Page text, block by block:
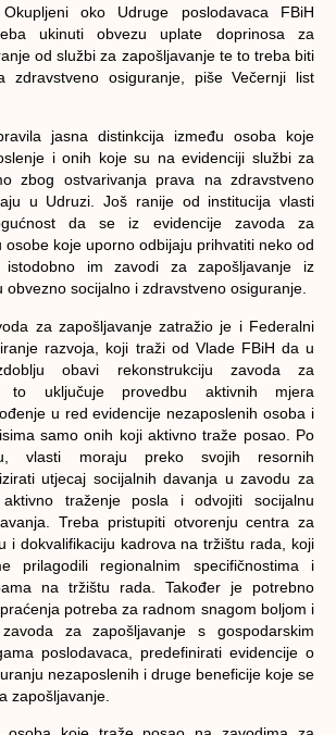
oko Udruge poslodavaca FBiH
ukinuti obvezu uplate doprinosa za
od službi za zapošljavanje te to treba biti
zdravstveno osiguranje, piše Večernji list
jasna distinkcija između osoba koje
i onih koje su na evidenciji službi za
zbog ostvarivanja prava na zdravstveno
u Udruzi. Još ranije od institucija vlasti
da se iz evidencije zavoda za
osobe koje uporno odbijaju prihvatiti neko od
im zavodi za zapošljavanje iz
obvezno socijalno i zdravstveno osiguranje.
za zapošljavanje zatražio je i Federalni
razvoja, koji traži od Vlade FBiH da u
obavi rekonstrukciju zavoda za
to uključuje provedbu aktivnih mjera
u red evidencije nezaposlenih osoba i
samo onih koji aktivno traže posao. Po
vlasti moraju preko svojih resornih
utjecaj socijalnih davanja u zavodu za
traženje posla i odvojiti socijalnu
Treba pristupiti otvorenju centra za
i dokvalifikaciju kadrova na tržištu rada, koji
prilagodili regionalnim specifičnostima i
na tržištu rada. Također je potrebno
potreba za radnom snagom boljom i
za zapošljavanje s gospodarskim
poslodavaca, predefinirati evidencije o
nezaposlenih i druge beneficije koje se
zapošljavanje.